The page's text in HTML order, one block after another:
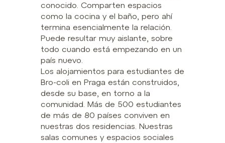
conocido. Comparten espacios
como la cocina y el baño, pero ahí
termina esencialmente la relación.
Puede resultar muy aislante, sobre
todo cuando está empezando en un
país nuevo.
Los alojamientos para estudiantes de
Bro-coli en Praga están construidos,
desde su base, en torno a la
comunidad. Más de 500 estudiantes
de más de 80 países conviven en
nuestras dos residencias. Nuestras
salas comunes y espacios sociales